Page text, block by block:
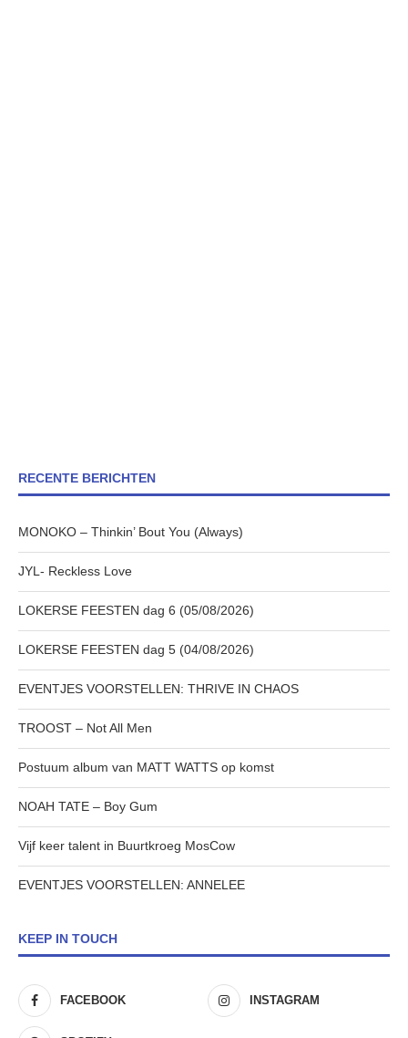
RECENTE BERICHTEN
MONOKO – Thinkin’ Bout You (Always)
JYL- Reckless Love
LOKERSE FEESTEN dag 6 (05/08/2026)
LOKERSE FEESTEN dag 5 (04/08/2026)
EVENTJES VOORSTELLEN: THRIVE IN CHAOS
TROOST – Not All Men
Postuum album van MATT WATTS op komst
NOAH TATE – Boy Gum
Vijf keer talent in Buurtkroeg MosCow
EVENTJES VOORSTELLEN: ANNELEE
KEEP IN TOUCH
FACEBOOK INSTAGRAM